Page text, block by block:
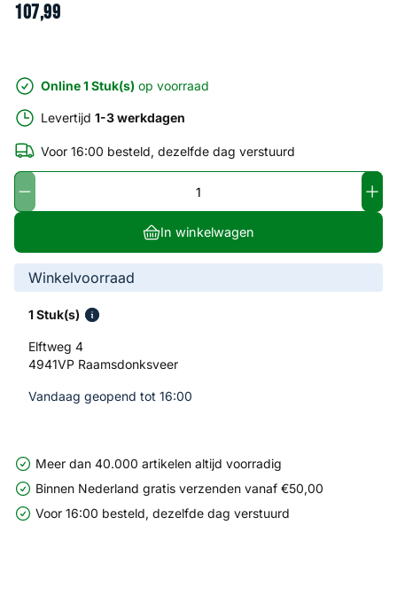
107,99
Online 1 Stuk(s) op voorraad
Levertijd 1-3 werkdagen
Voor 16:00 besteld, dezelfde dag verstuurd
In winkelwagen
Winkelvoorraad
1 Stuk(s)
Elftweg 4
4941VP Raamsdonksveer
Vandaag geopend tot 16:00
Meer dan 40.000 artikelen altijd voorradig
Binnen Nederland gratis verzenden vanaf €50,00
Voor 16:00 besteld, dezelfde dag verstuurd